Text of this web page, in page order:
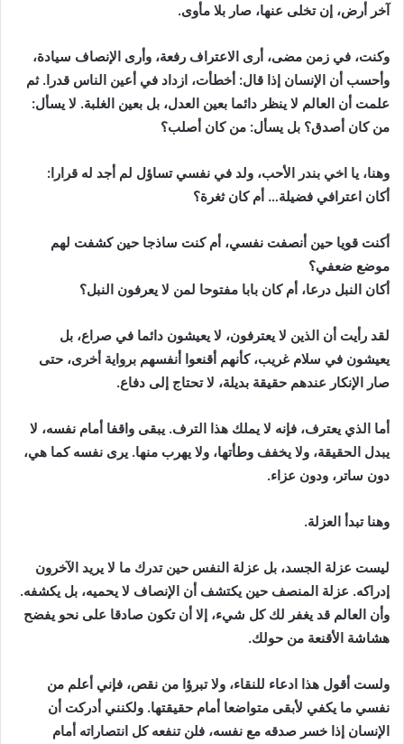
آخر أرض، إن تخلى عنها، صار بلا مأوى.
وكنت، في زمن مضى، أرى الاعتراف رفعة، وأرى الإنصاف سيادة،
وأحسب أن الإنسان إذا قال: أخطأت، ازداد في أعين الناس قدرا. ثم
علمت أن العالم لا ينظر دائما بعين العدل، بل بعين الغلبة. لا يسأل:
من كان أصدق؟ بل يسأل: من كان أصلب؟
وهنا، يا اخي بندر الأحب، ولد في نفسي تساؤل لم أجد له قرارا:
أكان اعترافي فضيلة… أم كان ثغرة؟
أكنت قويا حين أنصفت نفسي، أم كنت ساذجا حين كشفت لهم
موضع ضعفي؟
أكان النبل درعا، أم كان بابا مفتوحا لمن لا يعرفون النبل؟
لقد رأيت أن الذين لا يعترفون، لا يعيشون دائما في صراع، بل
يعيشون في سلام غريب، كأنهم أقنعوا أنفسهم برواية أخرى، حتى
صار الإنكار عندهم حقيقة بديلة، لا تحتاج إلى دفاع.
أما الذي يعترف، فإنه لا يملك هذا الترف. يبقى واقفا أمام نفسه، لا
يبدل الحقيقة، ولا يخفف وطأتها، ولا يهرب منها. يرى نفسه كما هي،
دون ساتر، ودون عزاء.
وهنا تبدأ العزلة.
ليست عزلة الجسد، بل عزلة النفس حين تدرك ما لا يريد الآخرون
إدراكه. عزلة المنصف حين يكتشف أن الإنصاف لا يحميه، بل يكشفه.
وأن العالم قد يغفر لك كل شيء، إلا أن تكون صادقا على نحو يفضح
هشاشة الأقنعة من حولك.
ولست أقول هذا ادعاء للنقاء، ولا تبرؤا من نقص، فإني أعلم من
نفسي ما يكفي لأبقى متواضعا أمام حقيقتها. ولكنني أدركت أن
الإنسان إذا خسر صدقه مع نفسه، فلن تنفعه كل انتصاراته أمام